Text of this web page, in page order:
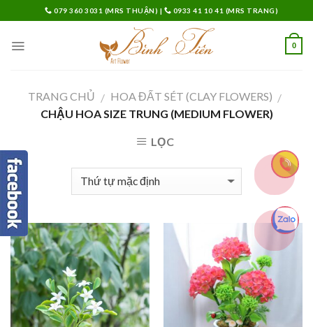
to
content
079 360 3031 (MRS THUẬN) | 0933 41 10 41 (MRS TRANG)
0
TRANG CHỦ / HOA ĐẤT SÉT (CLAY FLOWERS) /
CHẬU HOA SIZE TRUNG (MEDIUM FLOWER)
LỌC